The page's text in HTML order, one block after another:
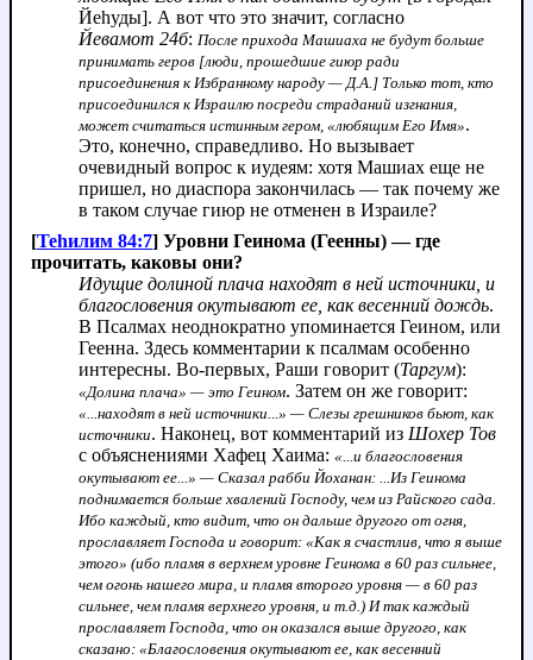
Йеhуды]. А вот что это значит, согласно
Йевамот 24б: После прихода Машиаха не будут больше
принимать геров [люди, прошедшие гиюр ради
присоединения к Избранному народу — Д.А.] Только тот, кто
присоединился к Израилю посреди страданий изгнания,
может считаться истинным гером, «любящим Его Имя».
Это, конечно, справедливо. Но вызывает
очевидный вопрос к иудеям: хотя Машиах еще не
пришел, но диаспора закончилась — так почему же
в таком случае гиюр не отменен в Израиле?
[Теhилим 84:7] Уровни Геинома (Геенны) — где
прочитать, каковы они?
Идущие долиной плача находят в ней источники, и
благословения окутывают ее, как весенний дождь.
В Псалмах неоднократно упоминается Геином, или
Геенна. Здесь комментарии к псалмам особенно
интересны. Во-первых, Раши говорит (Таргум):
«Долина плача» — это Геином. Затем он же говорит:
«...находят в ней источники...» — Слезы грешников бьют, как
источники. Наконец, вот комментарий из Шохер Тов
с объяснениями Хафец Хаима: «...и благословения
окутывают ее...» — Сказал рабби Йоханан: ...Из Геинома
поднимается больше хвалений Господу, чем из Райского сада.
Ибо каждый, кто видит, что он дальше другого от огня,
прославляет Господа и говорит: «Как я счастлив, что я выше
этого» (ибо пламя в верхнем уровне Геинома в 60 раз сильнее,
чем огонь нашего мира, и пламя второго уровня — в 60 раз
сильнее, чем пламя верхнего уровня, и т.д.) И так каждый
прославляет Господа, что он оказался выше другого, как
сказано: «Благословения окутывают ее, как весенний